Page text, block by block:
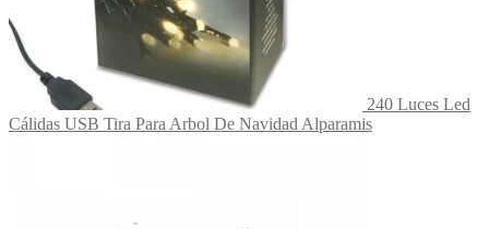
240 Luces Led
Cálidas USB Tira Para Arbol De Navidad Alparamis